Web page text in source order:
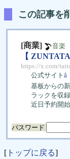
この記事を
[商業] 音楽
【
https://x.com/
公式サイト â
基板からの
ラックを収
近日予約開始
パスワード
[ トップに戻る]